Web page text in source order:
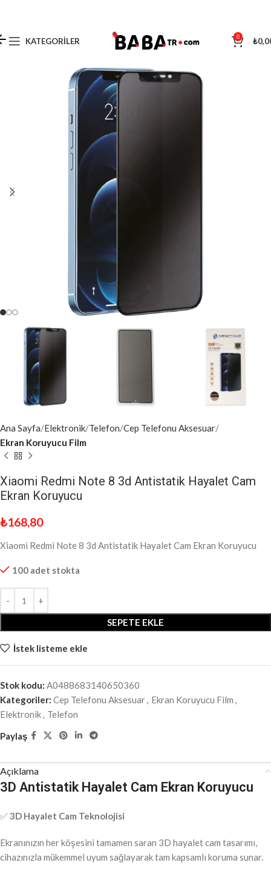
KATEGORILER 0 ₺
Ana Sayfa Elektronik Telefon Cep Telefonu Aksesuar
Ekran Koruyucu Film
Xiaomi Redmi Note 8 3d Antistatik Hayalet Cam
Ekran Koruyucu
₺168,80
Xiaomi Redmi Note 8 3d Antistatik Hayalet Cam Ekran Koruyucu
100 adet stokta
SEPETE EKLE
İstek listeme ekle
Stok kodu: A0488683140650360
Kategoriler: Cep Telefonu Aksesuar, Ekran Koruyucu Film ,
Elektronik, Telefon
Paylaş
Açıklama
3D Antistatik Hayalet Cam Ekran Koruyucu
✅3D Hayalet Cam Teknolojisi
Ekranınızın her köşesini tamamen saran 3D hayalet cam tasarımı,
cihazınızla mükemmel uyum sağlayarak tam kapsamlı koruma sunar.